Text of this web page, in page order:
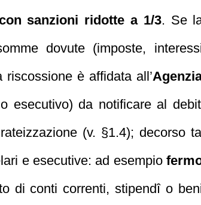
sanzioni ridotte a 1/3. Se
dovute (imposte,
riscossione è affidata all’
esecutivo) da notificare al
(v. §1.4); decorso
e esecutive: ad esempio
di conti correnti, stipendî o